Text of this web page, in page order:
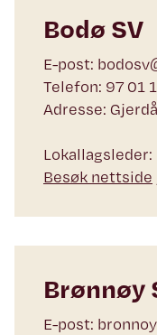
Bodø SV
E-post:
Telefon: 97 01
Adresse:
Besøk nettside
Brønnøy
E-post: